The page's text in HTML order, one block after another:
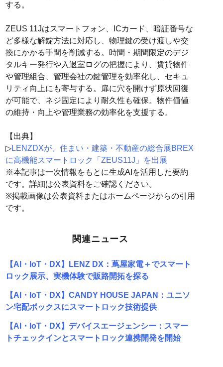
する。
ZEUS 11Jはスマートフォン、ICカード、暗証番号な
ど多様な解錠方法に対応し、物理鍵の受け渡しや交
換にかかる手間を削減する。時間・期間限定のデジ
タルキー発行や入退室ログの把握により、賃貸物件
や管理組合、管理会社の鍵管理を効率化し、セキュ
リティ向上にも寄与する。扉に穴を開けず原状回復
が可能で、ネジ固定により耐久性も確保。物件価値
の維持・向上や管理業務の効率化を支援する。
【出典】
▷LENZDXが、住まい・建築・不動産の総合展BREX
に高機能スマートロック「ZEUS11J」を出展
※本記事は一次情報をもとに生成AIを活用した要約
です。詳細は公表資料をご確認ください。
※掲載画像は公表資料またはホームページからの引用
です。
関連ニュース
【AI・IoT・DX】LENZ DX：蔦屋家電＋でスマート
ロック展示、実機体験で販路開拓を探る
【AI・IoT・DX】CANDY HOUSE JAPAN：ユニソ
ン宅配ボックスにスマートロック技術提供
【AI・IoT・DX】デバイスエージェンシー：スマー
トチェックインとスマートロック連携開発を開始